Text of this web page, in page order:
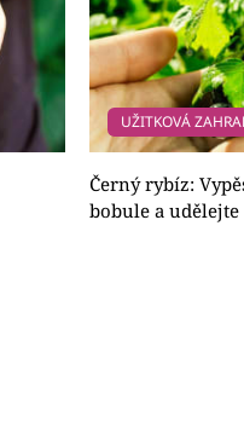
UŽITKOVÁ
Černý rybíz:
bobule a